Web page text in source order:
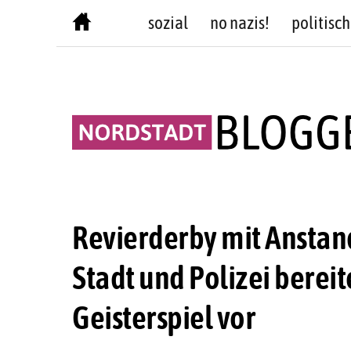
sozial no nazis! politisch
Revierderby mit
Stadt und Polizei
Geisterspiel vor